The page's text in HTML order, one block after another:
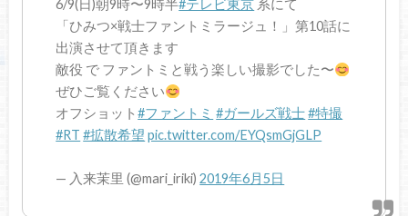
6/9(日)朝9時〜9時半#テレビ東京 系にて
「ひみつ×戦士ファントミラージュ！」第10話に
出演させて頂きます
敵役 で ファントミと戦う楽しい撮影でした〜
ぜひご覧ください
オフショット#ファントミ #ガールズ戦士#特撮
#RT #拡散希望 pic.twitter.com/EYQsmGjGLP
— 入来茉里 (@mari_iriki)2019年6月5日